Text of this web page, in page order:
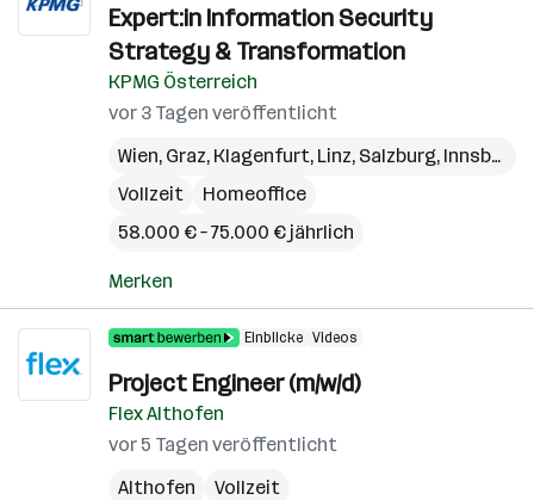
Expert:in Information Security
Strategy & Transformation
KPMG Österreich
vor 3 Tagen veröffentlicht
Wien, Graz, Klagenfurt, Linz, Salzburg, Innsbruck
Vollzeit
Homeoffice
58.000 € – 75.000 € jährlich
Merken
Einblicke Videos
Project Engineer (m/w/d)
Flex Althofen
vor 5 Tagen veröffentlicht
Althofen
Vollzeit